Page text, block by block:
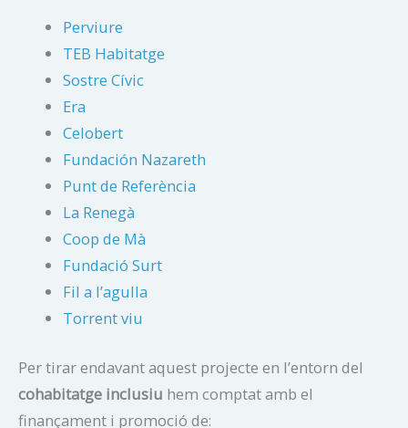
Perviure
TEB Habitatge
Sostre Cívic
Era
Celobert
Fundación Nazareth
Punt de Referència
La Renegà
Coop de Mà
Fundació Surt
Fil a l’agulla
Torrent viu
Per tirar endavant aquest projecte en l’entorn del
cohabitatge inclusiu hem comptat amb el
finançament i promoció de: